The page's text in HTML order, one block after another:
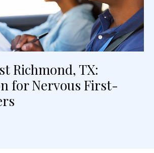
Richmond, TX:
for Nervous First-